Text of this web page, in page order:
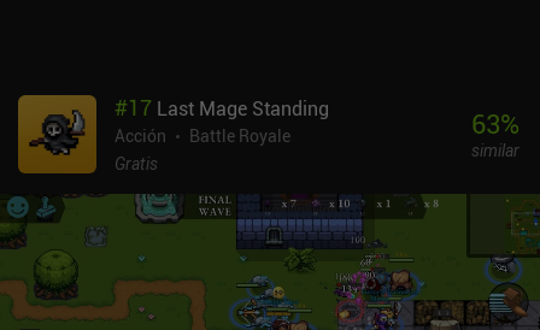
#17 Last Mage Standing
Acción
Battle Royale
Gratis
63%
similar